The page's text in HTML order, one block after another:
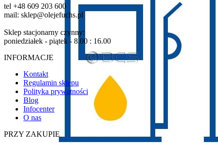
tel +48 609 203 600
mail: sklep@olejefuchs.pl
Sklep stacjonarny czynny:
poniedziałek - piątek - 8.00 : 16.00
INFORMACJE
Kontakt
Regulamin sklepu
Polityka prywatności
Blog
Infocenter
O nas
PRZY ZAKUPIE